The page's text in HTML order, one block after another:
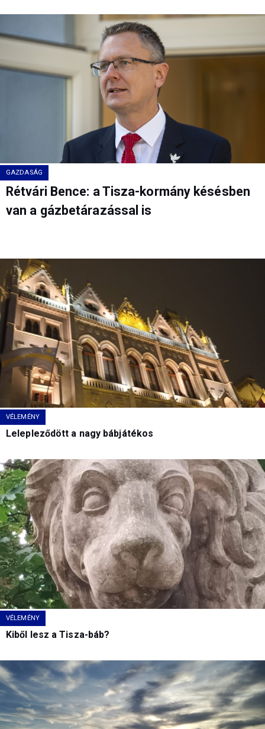
GAZDASÁG
Rétvári Bence: a Tisza-kormány késésben
van a gázbetárazással is
VÉLEMÉNY
Lelepleződött a nagy bábjátékos
VÉLEMÉNY
Kiből lesz a Tisza-báb?